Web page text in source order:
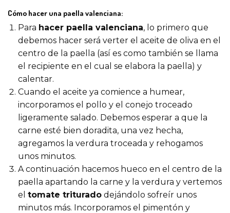
Cómo hacer una paella valenciana:
Para hacer paella valenciana, lo primero que
debemos hacer será verter el aceite de oliva en el
centro de la paella (así es como también se llama
el recipiente en el cual se elabora la paella) y
calentar.
Cuando el aceite ya comience a humear,
incorporamos el pollo y el conejo troceado
ligeramente salado. Debemos esperar a que la
carne esté bien doradita, una vez hecha,
agregamos la verdura troceada y rehogamos
unos minutos.
A continuación hacemos hueco en el centro de la
paella apartando la carne y la verdura y vertemos
el tomate triturado dejándolo sofreír unos
minutos más. Incorporamos el pimentón y